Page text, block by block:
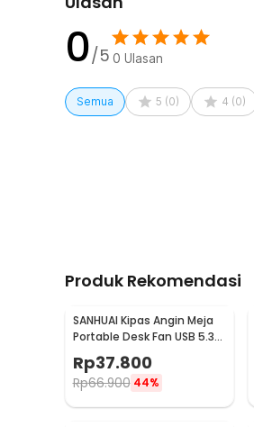
0/5 0 Ulasan
Semua 5 (0) 4 (0)
Produk Rekomendasi
SANHUAI Kipas Angin Meja
Portable Desk Fan USB 5.3
Inch 2.5W - A18
Rp37.800
Rp66.900 44%